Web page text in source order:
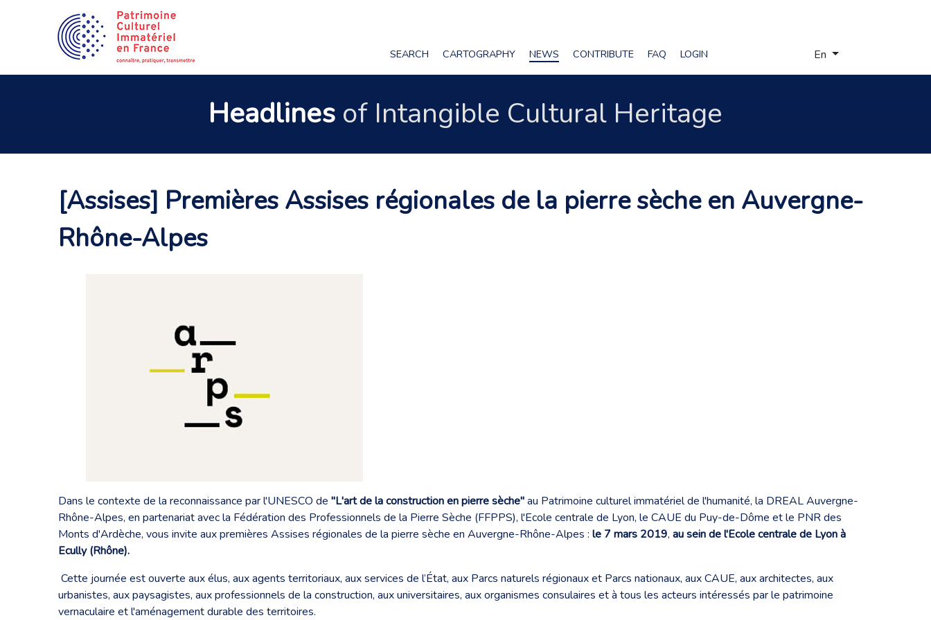
SEARCH CARTOGRAPHY NEWS CONTRIBUTE FAQ LOGIN Select your language
En
Headlines of Intangible Cultural Heritage
[Assises] Premières Assises régionales de la pierre sèche en Auvergne-
Rhône-Alpes
Dans le contexte de la reconnaissance par l'UNESCO de "L'art de la construction en pierre sèche"au Patrimoine culturel immatériel de l'humanité, la DREAL Auvergne-
Rhône-Alpes, en partenariat avec la Fédération des Professionnels de la Pierre Sèche (FFPPS), l'Ecole centrale de Lyon, le CAUE du Puy-de-Dôme et le PNR des
Monts d'Ardèche, vous invite aux premières Assises régionales de la pierre sèche en Auvergne-Rhône-Alpes : le 7 mars 2019, au sein de l'Ecole centrale de Lyon à
Ecully (Rhône).
Cette journée est ouverte aux élus, aux agents territoriaux, aux services de l’État, aux Parcs naturels régionaux et Parcs nationaux, aux CAUE, aux architectes, aux
urbanistes, aux paysagistes, aux professionnels de la construction, aux universitaires, aux organismes consulaires et à tous les acteurs intéressés par le patrimoine
vernaculaire et l'aménagement durable des territoires.